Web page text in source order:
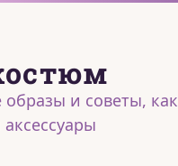
и советы, как